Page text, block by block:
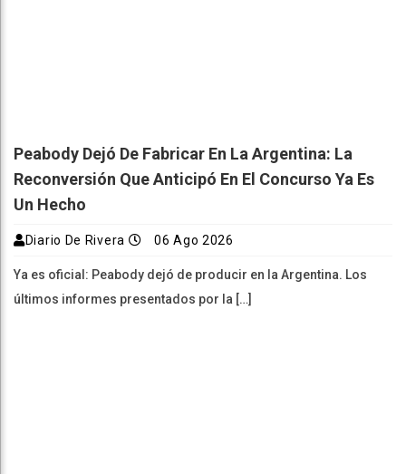
Peabody Dejó De Fabricar En La Argentina: La
Reconversión Que Anticipó En El Concurso Ya Es
Un Hecho
Diario De Rivera 06 Ago 2026
Ya es oficial: Peabody dejó de producir en la Argentina. Los
últimos informes presentados por la […]